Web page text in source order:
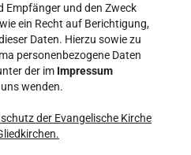
Empfänger und den Zweck
ein Recht auf Berichtigung,
Daten. Hierzu sowie zu
personenbezogene Daten
der im Impressum
wenden.
der Evangelische Kirche